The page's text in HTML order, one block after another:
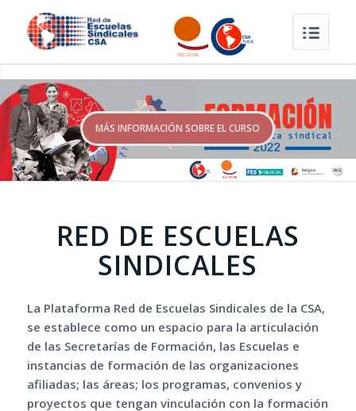
MÁS INFORMACIÓN SOBRE EL CURSO
RED DE ESCUELAS
SINDICALES
La Plataforma Red de Escuelas Sindicales de la CSA,
se establece como un espacio para la articulación
de las Secretarías de Formación, las Escuelas e
instancias de formación de las organizaciones
afiliadas; las áreas; los programas, convenios y
proyectos que tengan vinculación con la formación